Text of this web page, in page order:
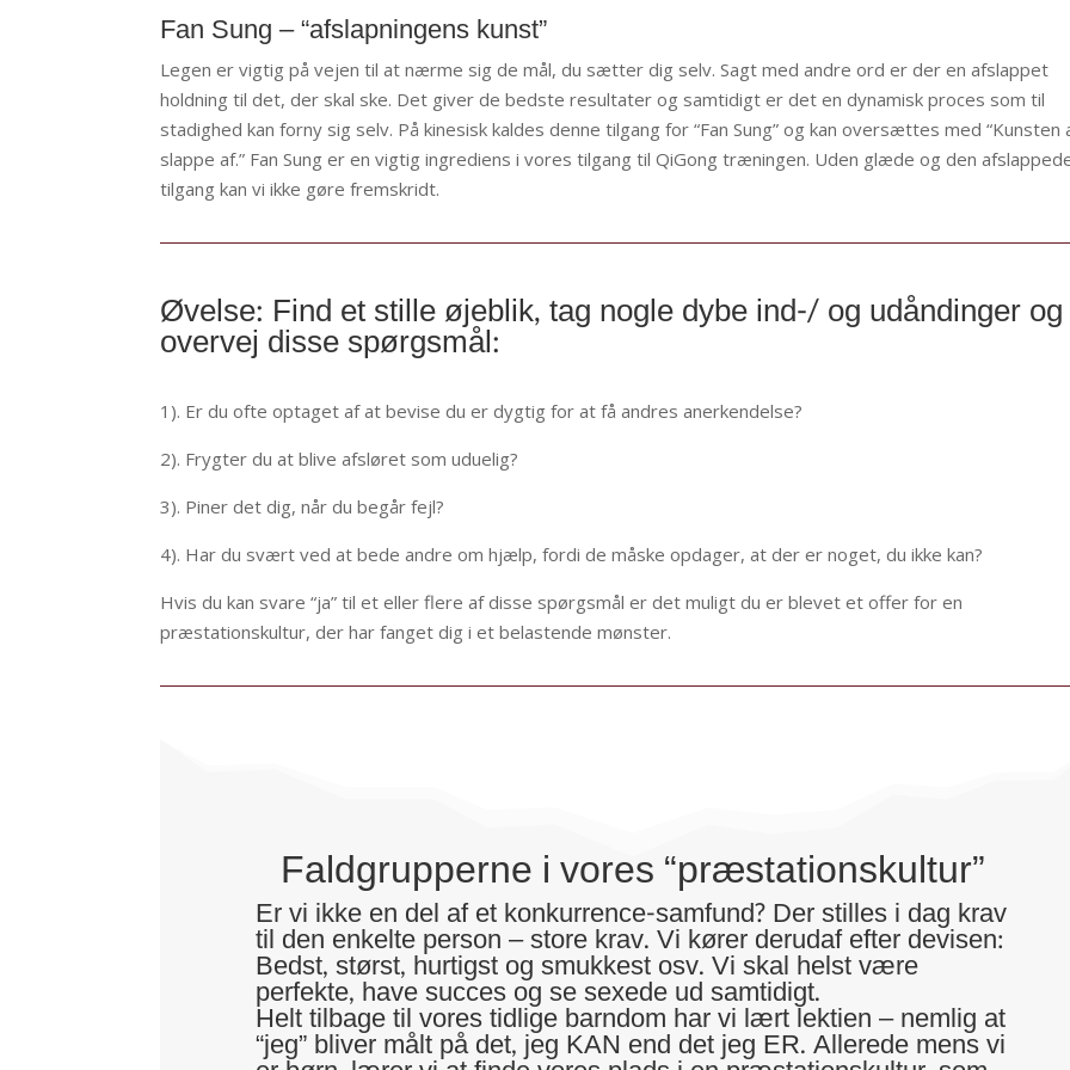
Fan Sung – “afslapningens kunst”
Legen er vigtig på vejen til at nærme sig de mål, du sætter dig selv. Sagt med andre ord er der en afslappet
holdning til det, der skal ske. Det giver de bedste resultater og samtidigt er det en dynamisk proces som til
stadighed kan forny sig selv. På kinesisk kaldes denne tilgang for “Fan Sung” og kan oversættes med “Kunsten
slappe af.” Fan Sung er en vigtig ingrediens i vores tilgang til QiGong træningen. Uden glæde og den
tilgang kan vi ikke gøre fremskridt.
Øvelse: Find et stille øjeblik, tag nogle dybe ind-/ og udåndinger og
overvej disse spørgsmål:
1). Er du ofte optaget af at bevise du er dygtig for at få andres anerkendelse?
2). Frygter du at blive afsløret som uduelig?
3). Piner det dig, når du begår fejl?
4). Har du svært ved at bede andre om hjælp, fordi de måske opdager, at der er noget, du ikke kan?
Hvis du kan svare “ja” til et eller flere af disse spørgsmål er det muligt du er blevet et offer for en
præstationskultur, der har fanget dig i et belastende mønster.
Faldgrupperne i vores “præstationskultur”
Er vi ikke en del af et konkurrence-samfund? Der stilles i dag krav
til den enkelte person – store krav. Vi kører derudaf efter devisen:
Bedst, størst, hurtigst og smukkest osv. Vi skal helst være
perfekte, have succes og se sexede ud samtidigt.
Helt tilbage til vores tidlige barndom har vi lært lektien – nemlig at
“jeg” bliver målt på det, jeg KAN end det jeg ER. Allerede mens vi